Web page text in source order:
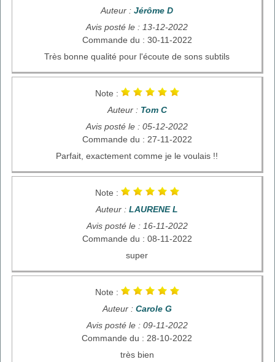
Auteur : Jérôme D
Avis posté le : 13-12-2022
Commande du : 30-11-2022
Très bonne qualité pour l'écoute de sons subtils
Note :
Auteur : Tom C
Avis posté le : 05-12-2022
Commande du : 27-11-2022
Parfait, exactement comme je le voulais !!
Note :
Auteur : LAURENE L
Avis posté le : 16-11-2022
Commande du : 08-11-2022
super
Note :
Auteur : Carole G
Avis posté le : 09-11-2022
Commande du : 28-10-2022
très bien